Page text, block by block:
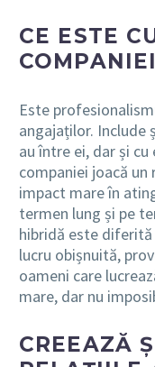
CE ESTE
Este
angajaților. Include
au între ei, dar și
companiei joacă
impact mare în
termen lung și pe
hibridă este
lucru obișnuită,
oameni care
mare, dar nu
CREEAZĂ